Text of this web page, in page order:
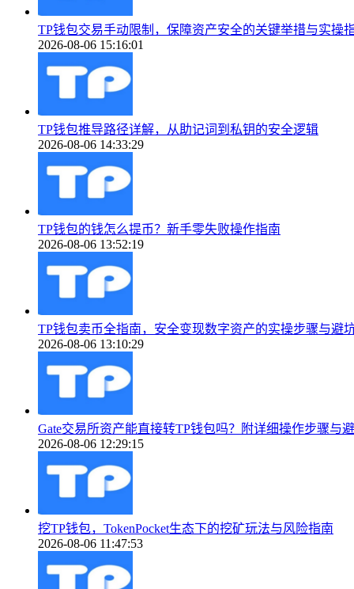
TP钱包交易手动限制，保障资产安全的关键举措与实操
2026-08-06 15:16:01
TP钱包推导路径详解，从助记词到私钥的安全逻辑
2026-08-06 14:33:29
TP钱包的钱怎么提币？新手零失败操作指南
2026-08-06 13:52:19
TP钱包卖币全指南，安全变现数字资产的实操步骤与避
2026-08-06 13:10:29
Gate交易所资产能直接转TP钱包吗？附详细操作步骤与
2026-08-06 12:29:15
挖TP钱包，TokenPocket生态下的挖矿玩法与风险指南
2026-08-06 11:47:53